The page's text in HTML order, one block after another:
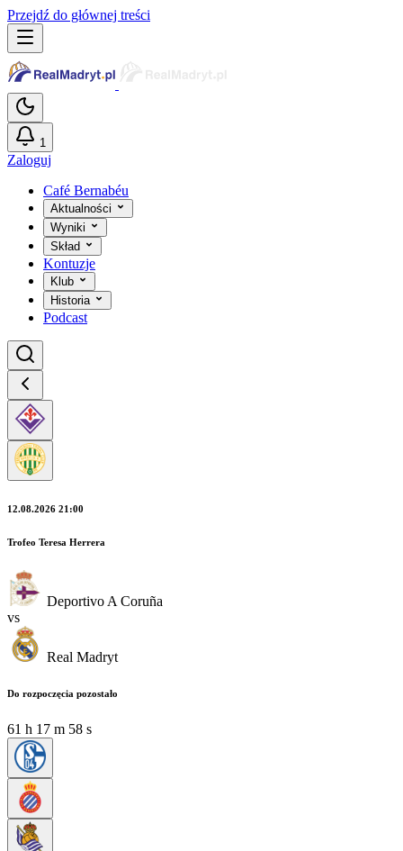
Przejdź do głównej treści
1
Zaloguj
Café Bernabéu
Aktualności
Wyniki
Skład
Kontuzje
Klub
Historia
Podcast
12.08.2026 21:00
Trofeo Teresa Herrera
Deportivo A Coruña
vs
Real Madryt
Do rozpoczęcia pozostało
61 h 17 m 58 s